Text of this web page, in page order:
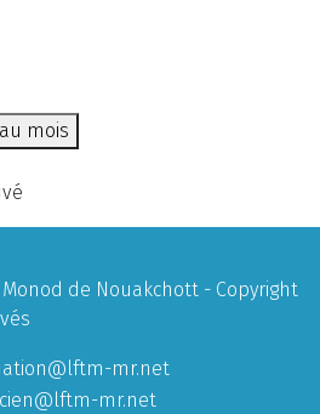
mois
Monod de Nouakchott - Copyright
mr.net
mr.net